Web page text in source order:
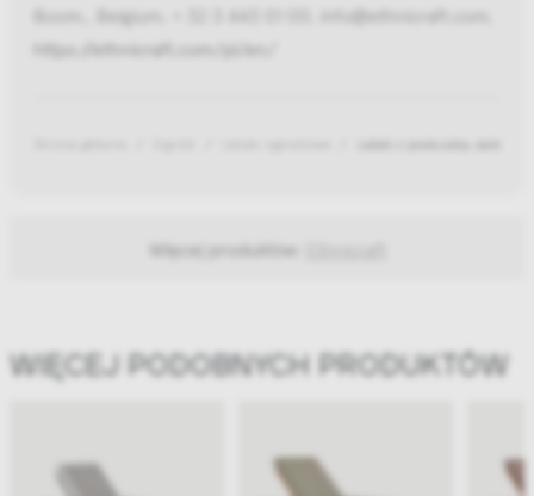
Boom,, Belgium, + 32 3 443 01 00, info@ethnicraft.com,
https://ethnicraft.com/pl/en/
Więcej produktów:
WIĘCEJ PODOBNYCH PRODUKTÓW